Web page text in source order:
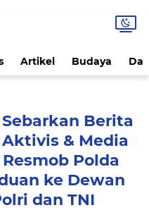
Artikel Budaya
Berita
& Media
Polda
ke Dewan
dan TNI